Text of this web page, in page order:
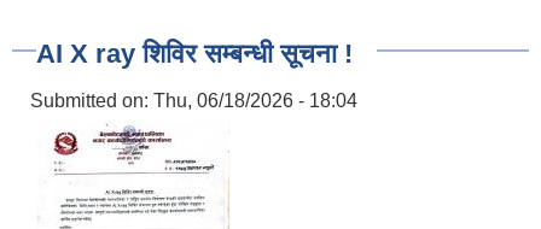
AI X ray शिविर सम्बन्धी सूचना !
Submitted on: Thu, 06/18/2026 - 18:04